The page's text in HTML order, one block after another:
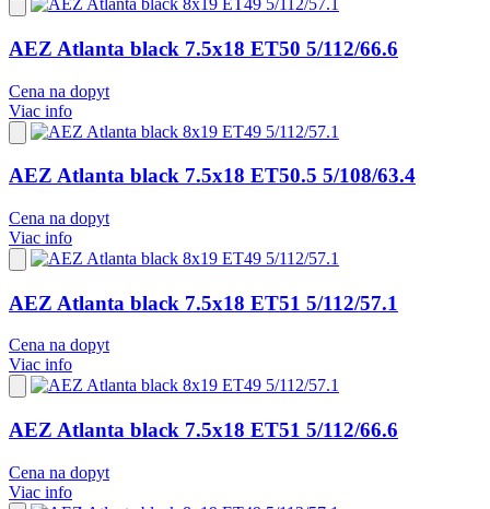
Pridať
do
AEZ Atlanta black 7.5x18 ET50 5/112/66.6
Cena na dopyt
Viac info
Pridať
do
AEZ Atlanta black 7.5x18 ET50.5 5/108/63.4
Cena na dopyt
Viac info
Pridať
do
AEZ Atlanta black 7.5x18 ET51 5/112/57.1
Cena na dopyt
Viac info
Pridať
do
AEZ Atlanta black 7.5x18 ET51 5/112/66.6
Cena na dopyt
Viac info